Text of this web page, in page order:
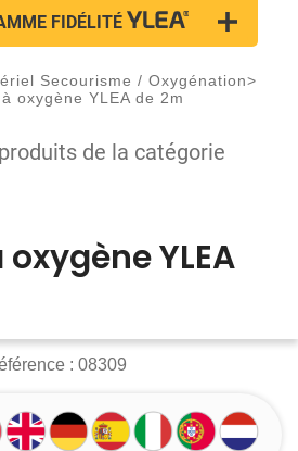
FIDÉLITÉ
Secourisme / Oxygénation>
oxygène YLEA de 2m
de la catégorie
YLEA
: 08309